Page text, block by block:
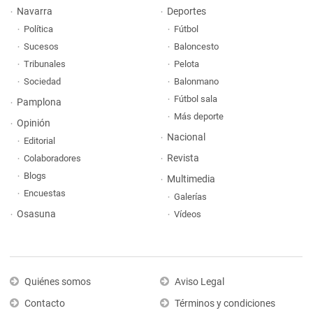
Navarra
Política
Sucesos
Tribunales
Sociedad
Pamplona
Opinión
Editorial
Colaboradores
Blogs
Encuestas
Osasuna
Deportes
Fútbol
Baloncesto
Pelota
Balonmano
Fútbol sala
Más deporte
Nacional
Revista
Multimedia
Galerías
Vídeos
Quiénes somos
Contacto
Aviso Legal
Términos y condiciones